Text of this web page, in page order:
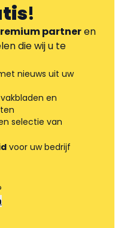
!
partneren
die wij u te
nieuws uit uw
en
selectie van
voor uw bedrijf